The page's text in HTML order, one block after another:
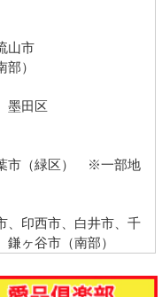
山市
）
墨田区
市（緑区） ※一部地
印西市、白井市、千
ヶ谷市（南部）